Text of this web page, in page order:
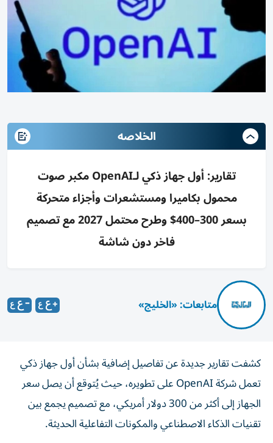
الخلاصه
تقارير: أول جهاز ذكي لـOpenAI مكبر صوت
محمول بكاميرا ومستشعرات وأجزاء متحركة
بسعر 300–400$ وطرح محتمل 2027 مع تصميم
فاخر دون شاشة
متابعات: «الخليج»
كشفت تقارير جديدة عن تفاصيل إضافية بشأن أول جهاز ذكي
تعمل شركة OpenAI على تطويره، حيث يُتوقع أن يصل سعر
الجهاز إلى أكثر من 300 دولار أمريكي، مع تصميم يجمع بين
تقنيات الذكاء الاصطناعي والمكونات التفاعلية الحديثة.